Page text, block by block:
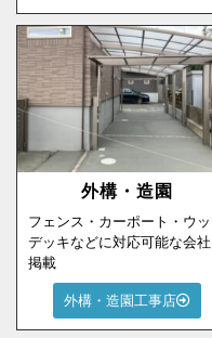
外構・造園
フェンス・カーポート・ウ
デッキなどに対応可能な会
掲載
外構・造園工事店